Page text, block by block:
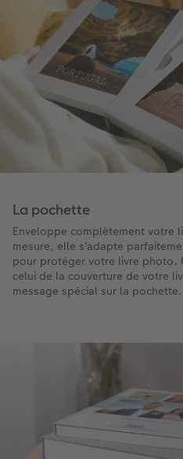
La pochette
Enveloppe complètement votre
mesure, elle s'adapte
pour protéger votre livre photo.
celui de la couverture de votre
message spécial sur la